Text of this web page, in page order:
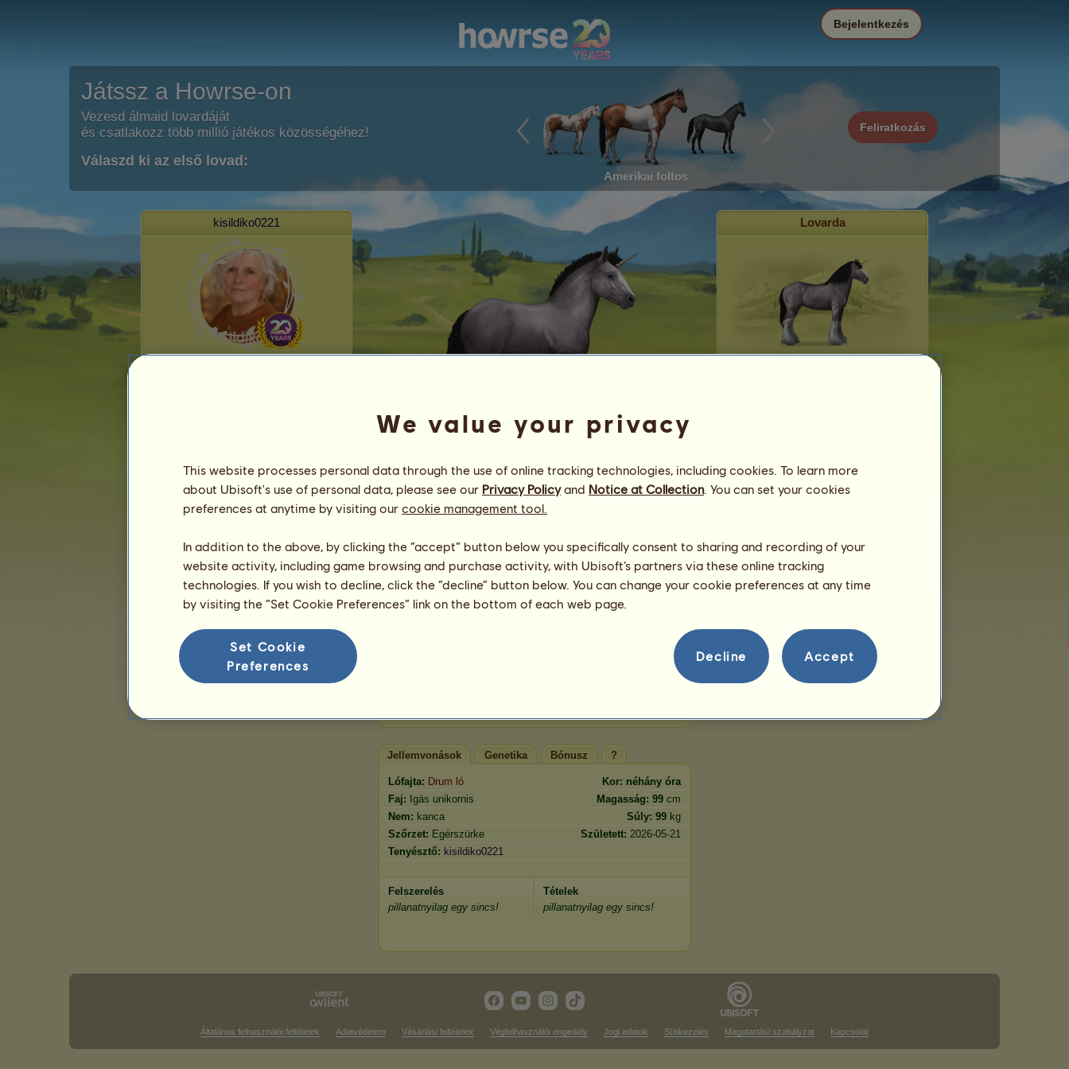
Játssz a Howrse-on
Vezesd álmaid lovardáját
és csatlakozz több millió játékos közösségéhez!
Válaszd ki az első lovad:
Amerikai foltos
Feliratkozás
Bejelentkezés
kisildiko0221
Rangsorolás
Általános rangsor
Faj rangsorolás
Igás unikornis
08:00
Egészség
100 %
Hangulat
100%
Képességek Összesen:
0.00
0.00
0.00
Jellemvonások Genetika Bónusz ?
Lófajta: Drum ló Kor: néhány óra
Faj: Igás unikornis Magasság: 99 cm
Nem: kanca Súly: 99 kg
Szőrzet: Egérszürke Született: 2026-05-21
Tenyésztő: kisildiko0221
Felszerelés
pillanatnyilag egy sincs!
Tételek
pillanatnyilag egy sincs!
Lovarda
Igás unikornis lovadat 2 év
trenírozni.
Szaporodás
Általános felhasználói feltételek Adatvédelem Vásárlási feltételek Végfelhasználói engedély Jogi adatok Sütikezelés Magatartási szabályzat Kapcsolat
We value your privacy
This website processes personal data through the use of online tracking technologies, including cookies. To learn more
about Ubisoft's use of personal data, please see our Privacy Policyand Notice at Collection. You can set your cookies
preferences at anytime by visiting our cookie management tool.
In addition to the above, by clicking the “accept” button below you specifically consent to sharing and recording of your
website activity, including game browsing and purchase activity, with Ubisoft’s partners via these online tracking
technologies. If you wish to decline, click the “decline” button below. You can change your cookie preferences at any time
by visiting the “Set Cookie Preferences” link on the bottom of each web page.
Set Cookie
Preferences
Decline Accept